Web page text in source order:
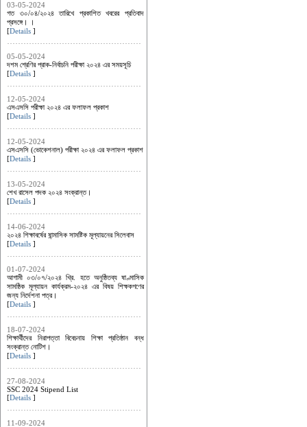
03-05-2024
গত ৩০/০৪/২০২৪ তারিখে প্রকাশিত খবরের প্রতিবাদ
প্রসঙ্গে। ।
[Details ]
05-05-2024
দশম শ্রেণির প্রাক-নির্বাচনি পরীক্ষা ২০২৪ এর সময়সূচি
[Details ]
12-05-2024
এসএসসি পরীক্ষা ২০২৪ এর ফলাফল প্রকাশ
[Details ]
12-05-2024
এসএসসি (ভোকেশনাল) পরীক্ষা ২০২৪ এর ফলাফল প্রকাশ
[Details ]
13-05-2024
শেখ রাসেল পদক ২০২৪ সংক্রান্ত।
[Details ]
14-06-2024
২০২৪ শিক্ষাবর্ষের ষান্মাসিক সামষ্টিক মূল্যায়নের সিলেবাস
[Details ]
01-07-2024
আগামী ০৩/০৭/২০২৪ খ্রি. হতে অনুষ্ঠিতব্য ষাণ্মাসিক
সামষ্ঠিক মূল্যায়ন কার্যক্রম-২০২৪ এর ‍বিষয় শিক্ষকগণের
জন্য নির্দেশনা পত্র।
[Details ]
18-07-2024
শিক্ষার্থীদের নিরাপত্তা বিবেচনায় শিক্ষা প্রতিষ্ঠান বন্ধ
সংক্রান্ত নোটিশ।
[Details ]
27-08-2024
SSC 2024 Stipend List
[Details ]
11-09-2024